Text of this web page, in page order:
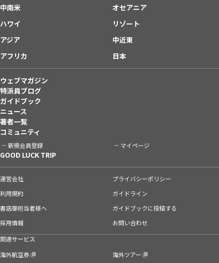
中南米
オセアニア
ハワイ
リゾート
アジア
中近東
アフリカ
日本
ウェブマガジン
特派員ブログ
ガイドブック
ニュース
著者一覧
コミュニティ
新規会員登録 マイページ
GOOD LUCK TRIP
運営会社
プライバシーポリシー
利用規約
ガイドライン
書店御担当者様へ
ガイドブックに投稿する
採用情報
お問い合わせ
関連サービス
海外航空券
海外ツアー